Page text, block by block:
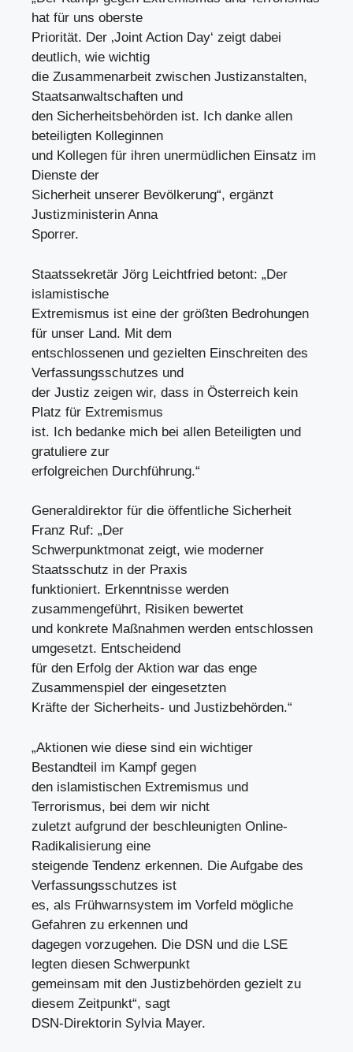
hat für uns oberste
Priorität. Der ‚Joint Action Day‘ zeigt dabei
deutlich, wie wichtig
die Zusammenarbeit zwischen Justizanstalten,
Staatsanwaltschaften und
den Sicherheitsbehörden ist. Ich danke allen
beteiligten Kolleginnen
und Kollegen für ihren unermüdlichen Einsatz im
Dienste der
Sicherheit unserer Bevölkerung“, ergänzt
Justizministerin Anna
Sporrer.
Staatssekretär Jörg Leichtfried betont: „Der
islamistische
Extremismus ist eine der größten Bedrohungen
für unser Land. Mit dem
entschlossenen und gezielten Einschreiten des
Verfassungsschutzes und
der Justiz zeigen wir, dass in Österreich kein
Platz für Extremismus
ist. Ich bedanke mich bei allen Beteiligten und
gratuliere zur
erfolgreichen Durchführung.“
Generaldirektor für die öffentliche Sicherheit
Franz Ruf: „Der
Schwerpunktmonat zeigt, wie moderner
Staatsschutz in der Praxis
funktioniert. Erkenntnisse werden
zusammengeführt, Risiken bewertet
und konkrete Maßnahmen werden entschlossen
umgesetzt. Entscheidend
für den Erfolg der Aktion war das enge
Zusammenspiel der eingesetzten
Kräfte der Sicherheits- und Justizbehörden.“
„Aktionen wie diese sind ein wichtiger
Bestandteil im Kampf gegen
den islamistischen Extremismus und
Terrorismus, bei dem wir nicht
zuletzt aufgrund der beschleunigten Online-
Radikalisierung eine
steigende Tendenz erkennen. Die Aufgabe des
Verfassungsschutzes ist
es, als Frühwarnsystem im Vorfeld mögliche
Gefahren zu erkennen und
dagegen vorzugehen. Die DSN und die LSE
legten diesen Schwerpunkt
gemeinsam mit den Justizbehörden gezielt zu
diesem Zeitpunkt“, sagt
DSN-Direktorin Sylvia Mayer.